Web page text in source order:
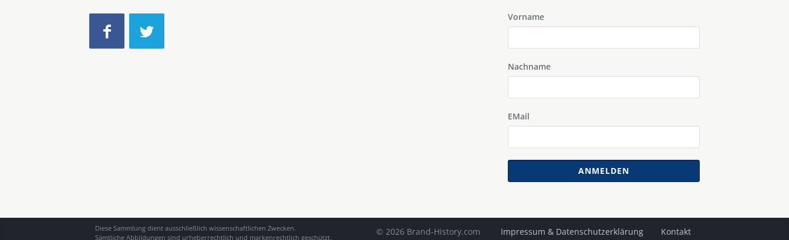
Vorname
Nachname
EMail
ANMELDEN
Impressum & Datenschutzerklärung Kontakt
© 2026 Brand-History.com
Diese Sammlung dient ausschließlich wissenschaftlichen Zwecken.
Sämtliche Abbildungen sind urheberrechtlich und markenrechtlich geschützt.